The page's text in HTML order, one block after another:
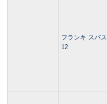
フランキ スパス
12